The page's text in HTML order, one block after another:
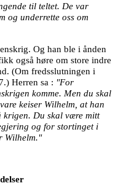
til teltet. De var
og underrette oss om
Og han ble i ånden
også høre om store indre
(Om fredsslutningen i
Herren sa : "For
komme. Men du skal
keiser Wilhelm, at han
krigen. Du skal være mitt
og for stortinget i
Wilhelm."